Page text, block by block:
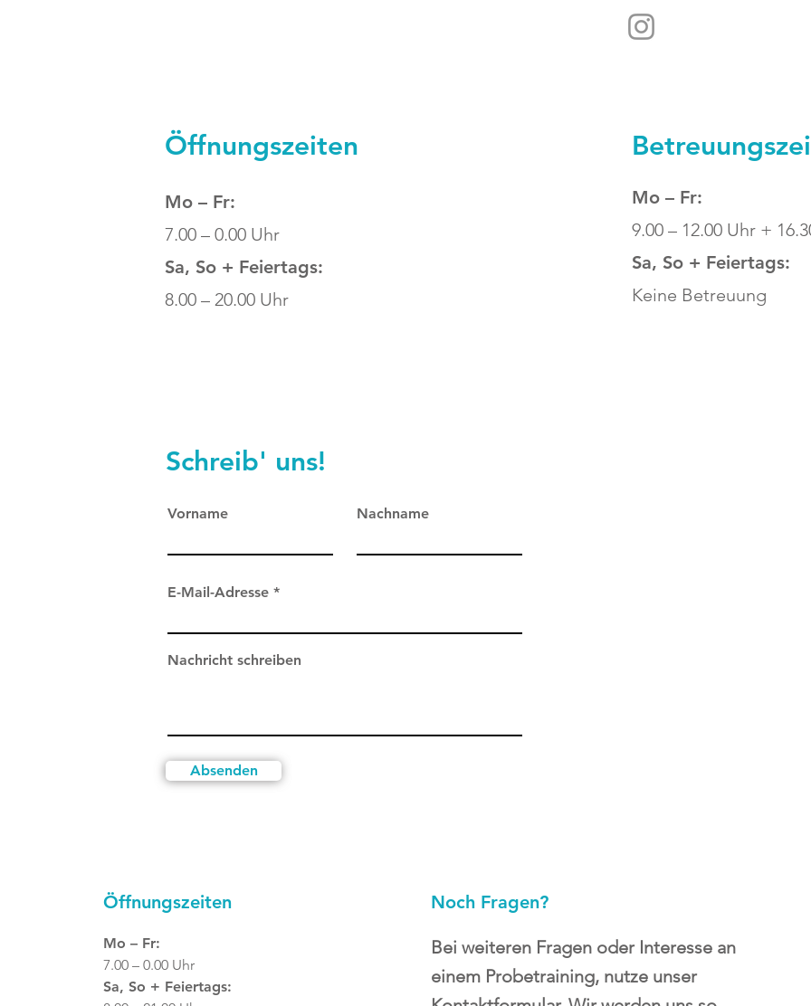
Öffnungszeiten
Mo – Fr:
7.00 – 0.00 Uhr
Sa, So + Feiertags:
8.00 – 20.00 Uhr
Mo – Fr:
9.00 – 12.00 Uhr +
Sa, So + Feiertags:
Keine Betreuung
Schreib' uns!
Vorname Nachname
E-Mail-Adresse
Nachricht schreiben
Absenden
Öffnungszeiten
Mo – Fr:
7.00 – 0.00 Uhr
Sa, So + Feiertags:
Noch Fragen?
Bei weiteren Fragen oder Interesse an
einem Probetraining, nutze unser